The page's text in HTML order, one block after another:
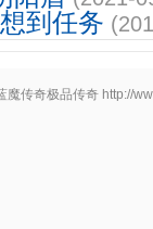
到任务
魔传奇极品传奇 http://